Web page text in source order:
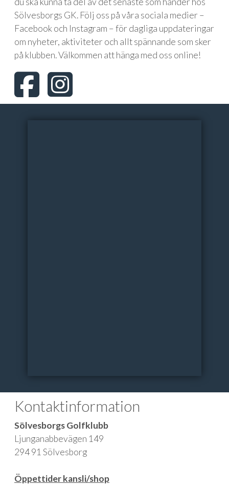
Sölvesborgs GK. Följ oss på våra sociala medier –
Facebook och Instagram – för dagliga uppdateringar
om nyheter, aktiviteter och allt spännande som sker
på klubben. Välkommen att hänga med oss online!
Kontaktinformation
Sölvesborgs Golfklubb
Ljunganabbevägen 149
294 91 Sölvesborg
Öppettider kansli/shop